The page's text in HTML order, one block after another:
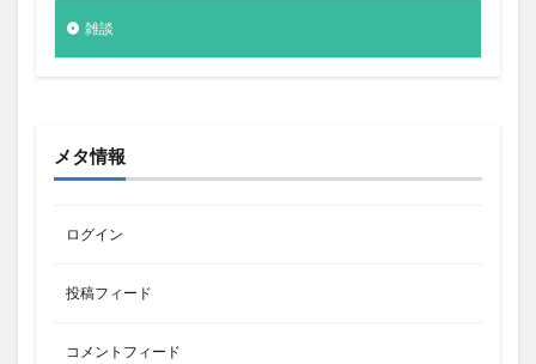
雑談
メタ情報
ログイン
投稿フィード
コメントフィード